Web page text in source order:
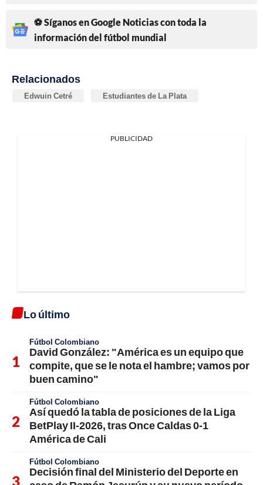
⚽ Síganos en Google Noticias con toda la
información del fútbol mundial
Relacionados
Edwuin Cetré Estudiantes de La Plata
PUBLICIDAD
Lo último
Fútbol Colombiano
David González: "América es un equipo que
compite, que se le nota el hambre; vamos por
buen camino"
Fútbol Colombiano
Así quedó la tabla de posiciones de la Liga
BetPlay II-2026, tras Once Caldas 0-1
América de Cali
Fútbol Colombiano
Decisión final del Ministerio del Deporte en